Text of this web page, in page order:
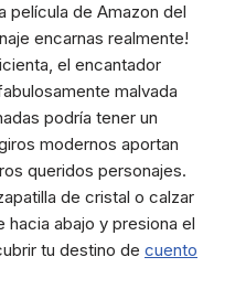
película de Amazon del
encarnas realmente!
el encantador
malvada
podría tener un
modernos aportan
queridos personajes.
de cristal o calzar
abajo y presiona el
tu destino de cuento